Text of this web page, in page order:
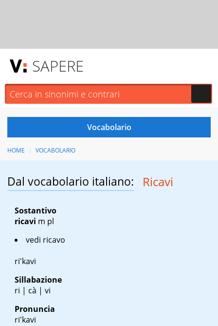
SAPERE
HOME VOCABOLARIO
Dal vocabolario italiano: Ricavi
Sostantivo
ricavi m pl
vedi ricavo
ri'kavi
Sillabazione
ri | cà | vi
Pronuncia
ri'kavi